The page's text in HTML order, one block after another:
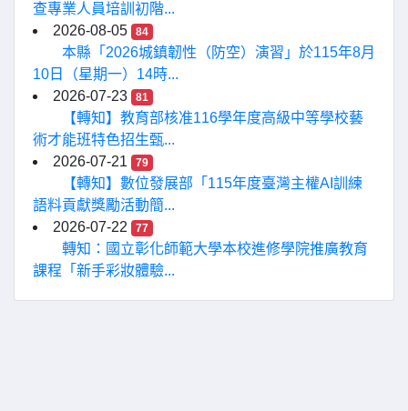
查專業人員培訓初階...
2026-08-05
84
本縣「2026城鎮韌性（防空）演習」於115年8月
10日（星期一）14時...
2026-07-23
81
【轉知】教育部核准116學年度高級中等學校藝
術才能班特色招生甄...
2026-07-21
79
【轉知】數位發展部「115年度臺灣主權AI訓練
語料貢獻獎勵活動簡...
2026-07-22
77
轉知：國立彰化師範大學本校進修學院推廣教育
課程「新手彩妝體驗...